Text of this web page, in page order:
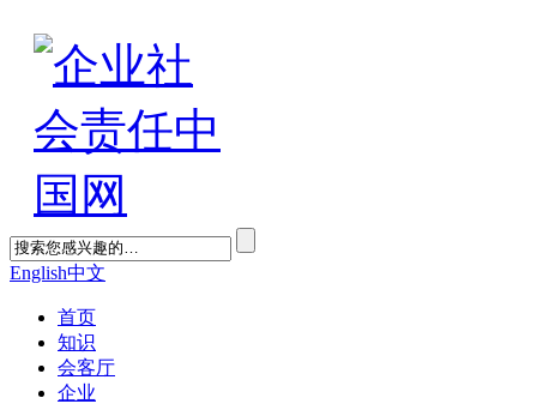
English中文
首页
知识
会客厅
企业